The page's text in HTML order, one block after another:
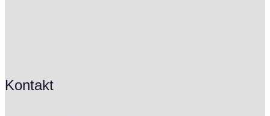
Kontakt